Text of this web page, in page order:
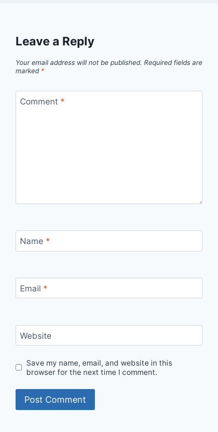
Leave a Reply
Your email address will not be published. Required fields are
marked *
Comment *
Name *
Email *
Website
Save my name, email, and website in this
browser for the next time I comment.